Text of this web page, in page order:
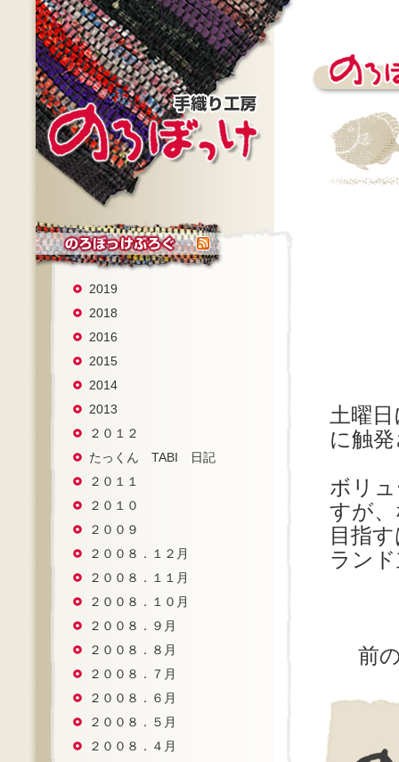
2019
2018
2016
2015
2014
2013
２０１２
たっくん TABI 日記
２０１１
２０１０
２００９
２００８．１２月
２００８．１１月
２００８．１０月
２００８．９月
２００８．８月
２００８．７月
２００８．６月
２００８．５月
２００８．４月
土曜
に触
ボリ
すが
目指
ラン
前